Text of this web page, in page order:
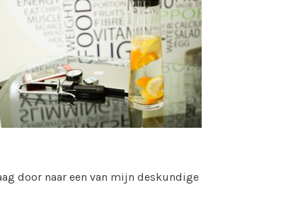
door naar een van mijn deskundige